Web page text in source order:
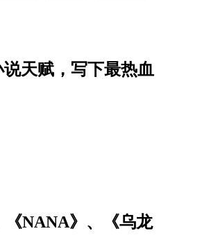
天赋，写下最热血
《NANA》、《乌龙